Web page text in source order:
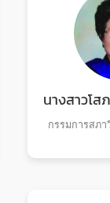
นางสาวโส
กรรมการสภ